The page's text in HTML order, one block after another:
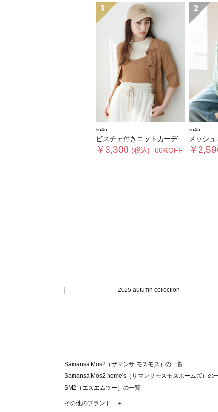
1
sō4ū
ビスチェ付きニットカーディガン
￥3,300 (税込) -60%OFF-
2
sō4ū
メッシ
￥
Samansa Mos2（サマンサ モスモス）の一覧
Samansa Mos2 home's（サマンサモスモスホームズ）の
SM2（エスエムツー）の一覧
TSUHARU by Samansa Mos2（ツハルバイサマンサモス
その他のブランド ＋